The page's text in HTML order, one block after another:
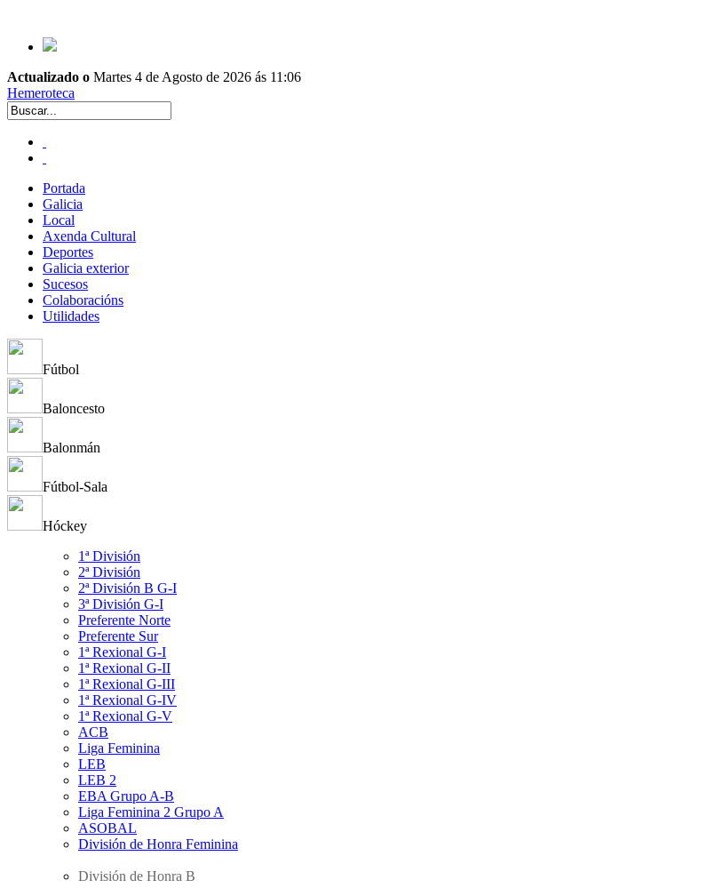
Actualizado o Martes 4 de Agosto de 2026 ás 11:06
Hemeroteca
Portada
Galicia
Local
Axenda Cultural
Deportes
Galicia exterior
Sucesos
Colaboracións
Utilidades
Fútbol
Baloncesto
Balonmán
Fútbol-Sala
Hóckey
1ª División
2ª División
2ª División B G-I
3ª División G-I
Preferente Norte
Preferente Sur
1ª Rexional G-I
1ª Rexional G-II
1ª Rexional G-III
1ª Rexional G-IV
1ª Rexional G-V
ACB
Liga Feminina
LEB
LEB 2
EBA Grupo A-B
Liga Feminina 2 Grupo A
ASOBAL
División de Honra Feminina
División de Honra B